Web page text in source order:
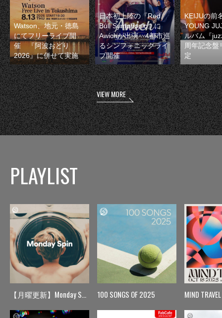
Watson、地元・徳島
にてフリーライブ開
催 『阿波おどり
2026』に併せて実施
日本初上陸の『Red
Bull Symphonic』に
Awichが出演 4都市巡
るシンフォニックライ
ブ開催
KEIJUの前
YOUNG
ルバム『
周年記念盤
定
VIEW MORE
PLAYLIST
【月曜更新】Monday Spin 100 SONGS OF 2025 MIND TRAVEL